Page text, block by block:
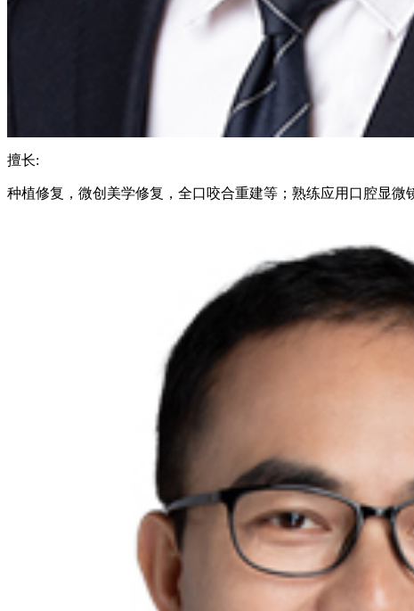
擅长:
种植修复，微创美学修复，全口咬合重建等；熟练应用口腔显